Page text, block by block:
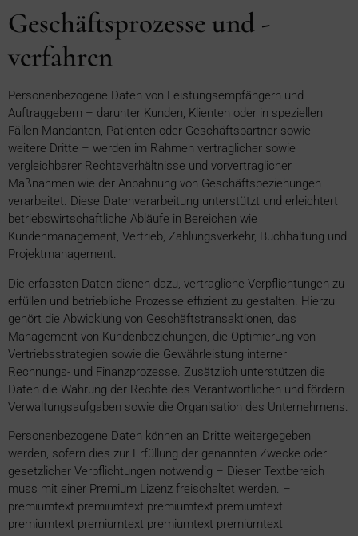
Geschäftsprozesse und -
verfahren
Personenbezogene Daten von Leistungsempfängern und
Auftraggebern – darunter Kunden, Klienten oder in speziellen
Fällen Mandanten, Patienten oder Geschäftspartner sowie
weitere Dritte – werden im Rahmen vertraglicher sowie
vergleichbarer Rechtsverhältnisse und vorvertraglicher
Maßnahmen wie der Anbahnung von Geschäftsbeziehungen
verarbeitet. Diese Datenverarbeitung unterstützt und erleichtert
betriebswirtschaftliche Abläufe in Bereichen wie
Kundenmanagement, Vertrieb, Zahlungsverkehr, Buchhaltung und
Projektmanagement.
Die erfassten Daten dienen dazu, vertragliche Verpflichtungen zu
erfüllen und betriebliche Prozesse effizient zu gestalten. Hierzu
gehört die Abwicklung von Geschäftstransaktionen, das
Management von Kundenbeziehungen, die Optimierung von
Vertriebsstrategien sowie die Gewährleistung interner
Rechnungs- und Finanzprozesse. Zusätzlich unterstützen die
Daten die Wahrung der Rechte des Verantwortlichen und fördern
Verwaltungsaufgaben sowie die Organisation des Unternehmens.
Personenbezogene Daten können an Dritte weitergegeben
werden, sofern dies zur Erfüllung der genannten Zwecke oder
gesetzlicher Verpflichtungen notwendig – Dieser Textbereich
muss mit einer Premium Lizenz freischaltet werden. –
premiumtext premiumtext premiumtext premiumtext
premiumtext premiumtext premiumtext premiumtext